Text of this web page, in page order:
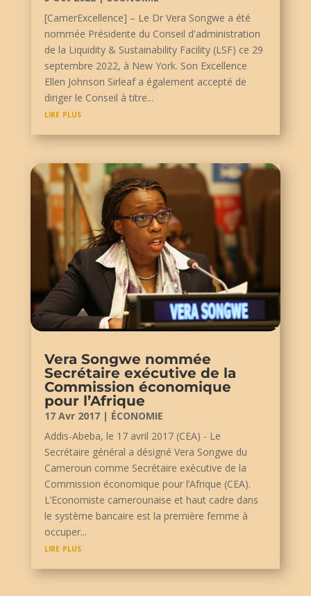
[CamerExcellence] – Le Dr Vera Songwe a été
nommée Présidente du Conseil d'administration
de la Liquidity & Sustainability Facility (LSF) ce 29
septembre 2022, à New York. Son Excellence
Ellen Johnson Sirleaf a également accepté de
diriger le Conseil à titre...
lire plus
Vera Songwe nommée
Secrétaire exécutive de la
Commission économique
pour l’Afrique
17 Avr 2017| ÉCONOMIE
Addis-Abeba, le 17 avril 2017 (CEA) - Le
Secrétaire général a désigné Vera Songwe du
Cameroun comme Secrétaire exécutive de la
Commission économique pour l’Afrique (CEA).
L’Economiste camerounaise et haut cadre dans
le système bancaire est la première femme à
occuper...
lire plus